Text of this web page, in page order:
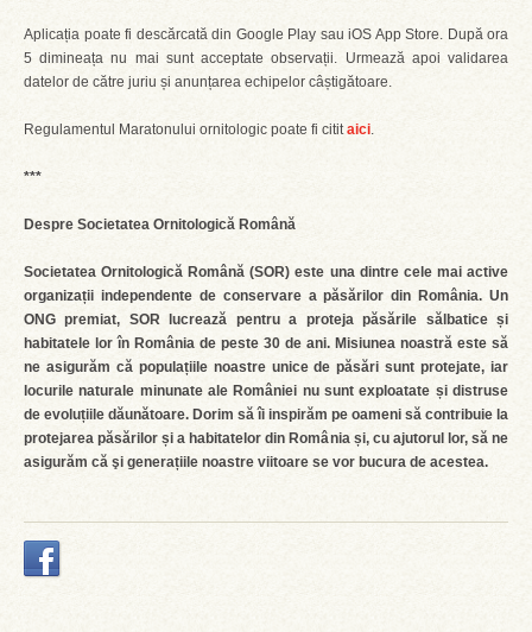
Aplicația poate fi descărcată din Google Play sau iOS App Store. După ora
5 dimineața nu mai sunt acceptate observații. Urmează apoi validarea
datelor de către juriu și anunțarea echipelor câștigătoare.
Regulamentul Maratonului ornitologic poate fi cititaici.
***
Despre Societatea Ornitologică Română
Societatea Ornitologică Română (SOR) este una dintre cele mai active
organizații independente de conservare a păsărilor din România. Un
ONG premiat, SOR lucrează pentru a proteja păsările sălbatice și
habitatele lor în România de peste 30 de ani. Misiunea noastră este să
ne asigurăm că populațiile noastre unice de păsări sunt protejate, iar
locurile naturale minunate ale României nu sunt exploatate și distruse
de evoluțiile dăunătoare. Dorim să îi inspirăm pe oameni să contribuie la
protejarea păsărilor și a habitatelor din România și, cu ajutorul lor, să ne
asigurăm că şi generațiile noastre viitoare se vor bucura de acestea.